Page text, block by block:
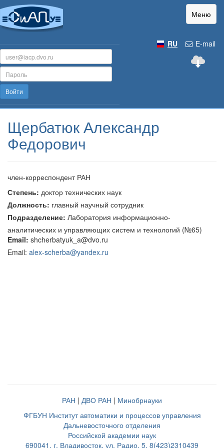
Меню
E-mail
RU
Войти
Щербатюк Александр
Федорович
член-корреспондент РАН
Степень: доктор технических наук
Должность: главный научный сотрудник
Подразделение: Лаборатория информационно-
аналитических и управляющих систем и технологий (№65)
Email: shcherbatyuk_a@dvo.ru
Email: alex-scherba@yandex.ru
РАН | ДВО РАН | Минобрнауки
ФГБУН Институт автоматики и процессов управления
Дальневосточного отделения
Российской академии наук
690041, г. Владивосток, ул. Радио, 5, 8(423)2310439